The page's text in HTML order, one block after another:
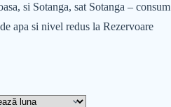
si Sotanga, sat Sotanga – consum
apa si nivel redus la Rezervoare